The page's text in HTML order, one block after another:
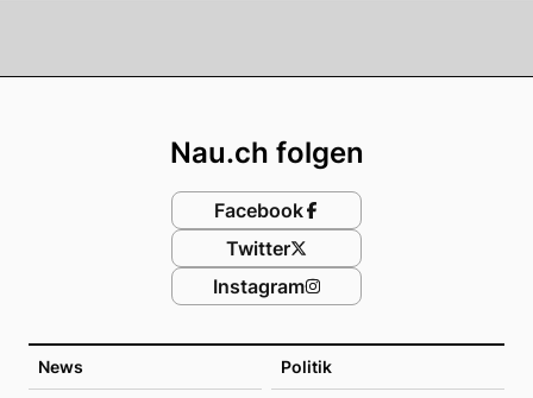
News Politik
Nau.ch folgen
Facebook
Twitter
Instagram